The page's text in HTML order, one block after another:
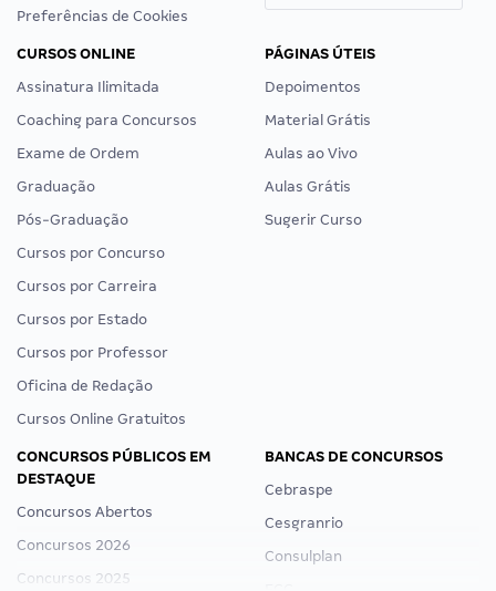
Preferências de Cookies
CURSOS ONLINE
Assinatura Ilimitada
Coaching para Concursos
Exame de Ordem
Graduação
Pós-Graduação
Cursos por Concurso
Cursos por Carreira
Cursos por Estado
Cursos por Professor
Oficina de Redação
Cursos Online Gratuitos
PÁGINAS ÚTEIS
Depoimentos
Material Grátis
Aulas ao Vivo
Aulas Grátis
Sugerir Curso
CONCURSOS PÚBLICOS EM
DESTAQUE
Concursos Abertos
Concursos 2026
Concursos 2025
BANCAS DE CONCURSOS
Cebraspe
Cesgranrio
Consulplan